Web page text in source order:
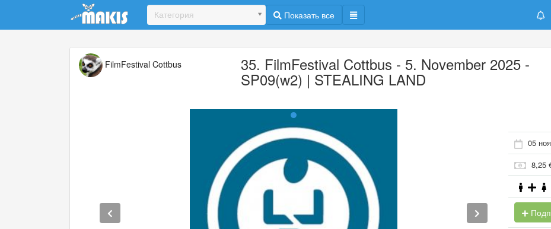
Update cookies preferences
Категория Показать все
FilmFestival Cottbus 35. FilmFestival Cottbus - 5. November 2025 -
SP09(w2) | STEALING LAND
05
8,25